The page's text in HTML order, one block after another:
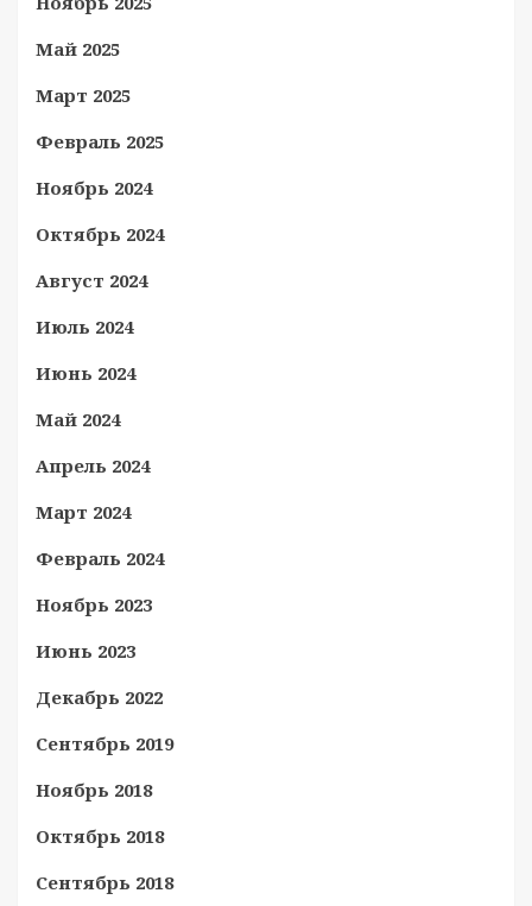
Май 2025
Март 2025
Февраль 2025
Ноябрь 2024
Октябрь 2024
Август 2024
Июль 2024
Июнь 2024
Май 2024
Апрель 2024
Март 2024
Февраль 2024
Ноябрь 2023
Июнь 2023
Декабрь 2022
Сентябрь 2019
Ноябрь 2018
Октябрь 2018
Сентябрь 2018